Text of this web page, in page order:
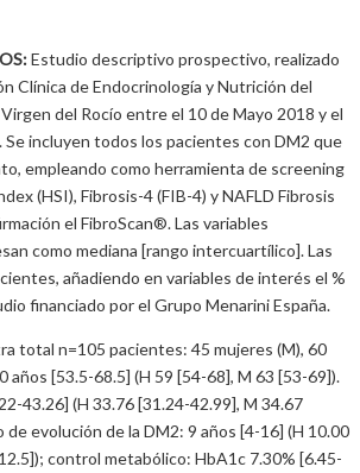
Estudio descriptivo prospectivo, realizado
Clínica de Endocrinología y Nutrición del
del Rocío entre el 10 de Mayo 2018 y el
Se incluyen todos los pacientes con DM2 que
empleando como herramienta de screening
(HSI), Fibrosis-4 (FIB-4) y NAFLD Fibrosis
el FibroScan®. Las variables
como mediana [rango intercuartílico]. Las
añadiendo en variables de interés el %
financiado por el Grupo Menarini España.
total n=105 pacientes: 45 mujeres (M), 60
años [53.5-68.5] (H 59 [54-68], M 63 [53-69]).
43.26] (H 33.76 [31.24-42.99], M 34.67
de evolución de la DM2: 9 años [4-16] (H 10.00
control metabólico: HbA1c 7.30% [6.45-